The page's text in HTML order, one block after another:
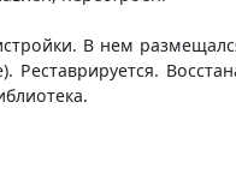
В нем
Реставрируется.